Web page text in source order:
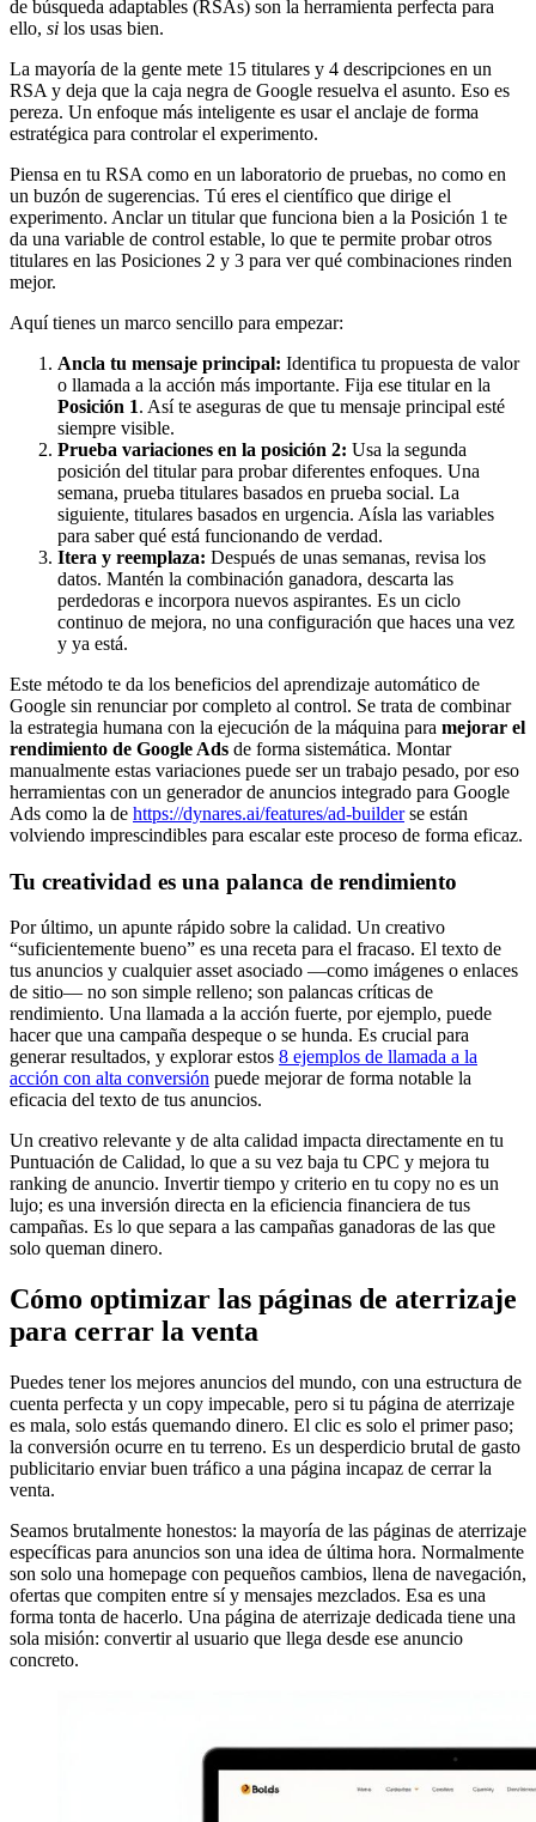
de búsqueda adaptables (RSAs) son la herramienta perfecta para
ello, si los usas bien.
La mayoría de la gente mete 15 titulares y 4 descripciones en un
RSA y deja que la caja negra de Google resuelva el asunto. Eso es
pereza. Un enfoque más inteligente es usar el anclaje de forma
estratégica para controlar el experimento.
Piensa en tu RSA como en un laboratorio de pruebas, no como en
un buzón de sugerencias. Tú eres el científico que dirige el
experimento. Anclar un titular que funciona bien a la Posición 1 te
da una variable de control estable, lo que te permite probar otros
titulares en las Posiciones 2 y 3 para ver qué combinaciones rinden
mejor.
Aquí tienes un marco sencillo para empezar:
Ancla tu mensaje principal: Identifica tu propuesta de valor
o llamada a la acción más importante. Fija ese titular en la
Posición 1. Así te aseguras de que tu mensaje principal esté
siempre visible.
Prueba variaciones en la posición 2: Usa la segunda
posición del titular para probar diferentes enfoques. Una
semana, prueba titulares basados en prueba social. La
siguiente, titulares basados en urgencia. Aísla las variables
para saber qué está funcionando de verdad.
Itera y reemplaza: Después de unas semanas, revisa los
datos. Mantén la combinación ganadora, descarta las
perdedoras e incorpora nuevos aspirantes. Es un ciclo
continuo de mejora, no una configuración que haces una vez
y ya está.
Este método te da los beneficios del aprendizaje automático de
Google sin renunciar por completo al control. Se trata de combinar
la estrategia humana con la ejecución de la máquina para mejorar el
rendimiento de Google Ads de forma sistemática. Montar
manualmente estas variaciones puede ser un trabajo pesado, por eso
herramientas con un generador de anuncios integrado para Google
Ads como la de https://dynares.ai/features/ad-builderse están
volviendo imprescindibles para escalar este proceso de forma eficaz.
Tu creatividad es una palanca de rendimiento
Por último, un apunte rápido sobre la calidad. Un creativo
“suficientemente bueno” es una receta para el fracaso. El texto de
tus anuncios y cualquier asset asociado —como imágenes o enlaces
de sitio— no son simple relleno; son palancas críticas de
rendimiento. Una llamada a la acción fuerte, por ejemplo, puede
hacer que una campaña despeque o se hunda. Es crucial para
generar resultados, y explorar estos 8 ejemplos de llamada a la
acción con alta conversión puede mejorar de forma notable la
eficacia del texto de tus anuncios.
Un creativo relevante y de alta calidad impacta directamente en tu
Puntuación de Calidad, lo que a su vez baja tu CPC y mejora tu
ranking de anuncio. Invertir tiempo y criterio en tu copy no es un
lujo; es una inversión directa en la eficiencia financiera de tus
campañas. Es lo que separa a las campañas ganadoras de las que
solo queman dinero.
Cómo optimizar las páginas de aterrizaje
para cerrar la venta
Puedes tener los mejores anuncios del mundo, con una estructura de
cuenta perfecta y un copy impecable, pero si tu página de aterrizaje
es mala, solo estás quemando dinero. El clic es solo el primer paso;
la conversión ocurre en tu terreno. Es un desperdicio brutal de gasto
publicitario enviar buen tráfico a una página incapaz de cerrar la
venta.
Seamos brutalmente honestos: la mayoría de las páginas de aterrizaje
específicas para anuncios son una idea de última hora. Normalmente
son solo una homepage con pequeños cambios, llena de navegación,
ofertas que compiten entre sí y mensajes mezclados. Esa es una
forma tonta de hacerlo. Una página de aterrizaje dedicada tiene una
sola misión: convertir al usuario que llega desde ese anuncio
concreto.